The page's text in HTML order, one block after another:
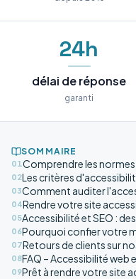
24h
délai de réponse
garanti
SOMMAIRE
01Comprendre les normes
02Les critères
03Comment auditer
04Rendre votre site
05Accessibilité et SEO :
06Pourquoi confier votre
07Retours de clients sur
08FAQ – Accessibilité
09Prêt à rendre votre site